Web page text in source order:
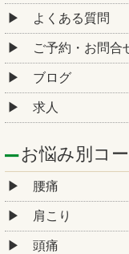
よくある質問
ご予約・お問合
ブログ
求人
お悩み別コ
腰痛
肩こり
頭痛